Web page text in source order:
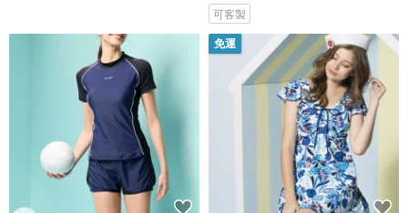
可客製
免運